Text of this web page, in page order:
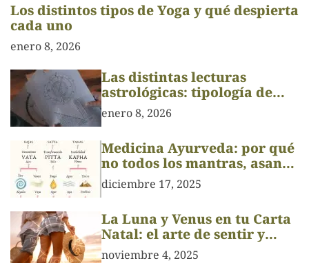
Los distintos tipos de Yoga y qué despierta
cada uno
enero 8, 2026
Las distintas lecturas
astrológicas: tipología de
Carta Astral
enero 8, 2026
Medicina Ayurveda: por qué
no todos los mantras, asanas
o pranayamas son para
todos
diciembre 17, 2025
La Luna y Venus en tu Carta
Natal: el arte de sentir y
amar
noviembre 4, 2025